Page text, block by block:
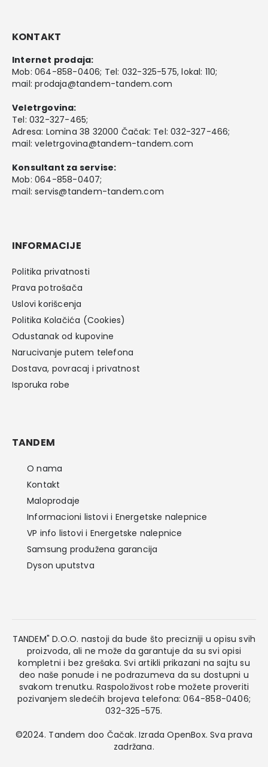
KONTAKT
Internet prodaja:
Mob: 064-858-0406; Tel: 032-325-575, lokal: 110;
mail:prodaja@tandem-tandem.com
Veletrgovina:
Tel: 032-327-465;
Adresa: Lomina 38 32000 Čačak: Tel: 032-327-466;
mail:veletrgovina@tandem-tandem.com
Konsultant za servise:
Mob: 064-858-0407;
mail:servis@tandem-tandem.com
INFORMACIJE
Politika privatnosti
Prava potrošača
Uslovi korišcenja
Politika Kolačića (Cookies)
Odustanak od kupovine
Narucivanje putem telefona
Dostava, povracaj i privatnost
Isporuka robe
TANDEM
O nama
Kontakt
Maloprodaje
Informacioni listovi i Energetske nalepnice
VP info listovi i Energetske nalepnice
Samsung produžena garancija
Dyson uputstva
TANDEM" D.O.O. nastoji da bude što precizniji u opisu svih
proizvoda, ali ne može da garantuje da su svi opisi
kompletni i bez grešaka. Svi artikli prikazani na sajtu su
deo naše ponude i ne podrazumeva da su dostupni u
svakom trenutku. Raspoloživost robe možete proveriti
pozivanjem sledećih brojeva telefona: 064-858-0406;
032-325-575.
©2024. Tandem doo Čačak. IzradaOpenBox. Sva prava
zadržana.